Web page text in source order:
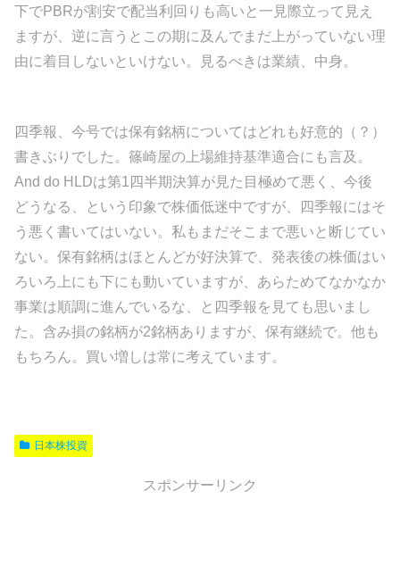
下でPBRが割安で配当利回りも高いと一見際立って見え
ますが、逆に言うとこの期に及んでまだ上がっていない理
由に着目しないといけない。見るべきは業績、中身。
四季報、今号では保有銘柄についてはどれも好意的（？）
書きぶりでした。篠崎屋の上場維持基準適合にも言及。
And do HLDは第1四半期決算が見た目極めて悪く、今後
どうなる、という印象で株価低迷中ですが、四季報にはそ
う悪く書いてはいない。私もまだそこまで悪いと断じてい
ない。保有銘柄はほとんどが好決算で、発表後の株価はい
ろいろ上にも下にも動いていますが、あらためてなかなか
事業は順調に進んでいるな、と四季報を見ても思いまし
た。含み損の銘柄が2銘柄ありますが、保有継続で。他も
もちろん。買い増しは常に考えています。
日本株投資
スポンサーリンク